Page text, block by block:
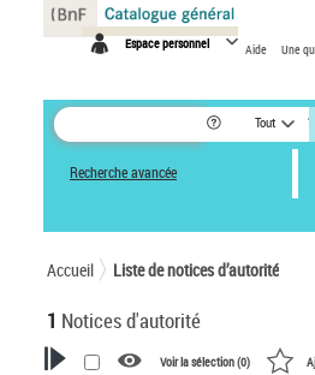
Espace personnel Aide Une
Tout
Recherche avancée
Accueil Liste de notices d’autorité
1 Notices d'autorité
Voir la sélection (0)
Panneau de gestion des cookies